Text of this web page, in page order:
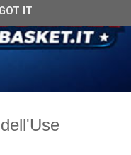
GOT IT